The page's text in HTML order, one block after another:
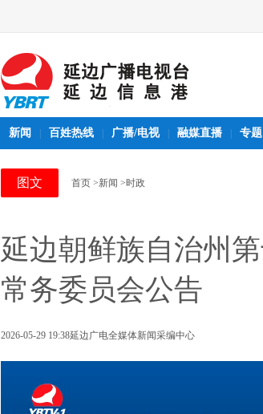
新闻 百姓热线 广播/电视 融媒直播 专题
图文 首页 >新闻 >时政
延边朝鲜族自治州
常务委员会公告
2026-05-29 19:38延边广电全媒体新闻采编中心